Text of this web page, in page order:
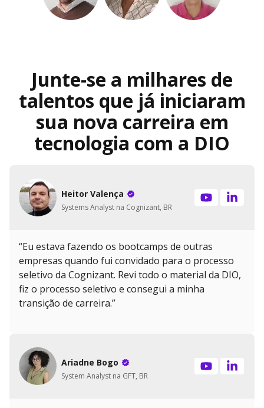
Junte-se a milhares de
talentos que já iniciaram
sua nova carreira em
tecnologia com a DIO
Heitor Valença
Systems Analyst na Cognizant, BR
“Eu estava fazendo os bootcamps de outras
empresas quando fui convidado para o processo
seletivo da Cognizant. Revi todo o material da DIO,
fiz o processo seletivo e consegui a minha
transição de carreira.”
Ariadne Bogo
System Analyst na GFT, BR